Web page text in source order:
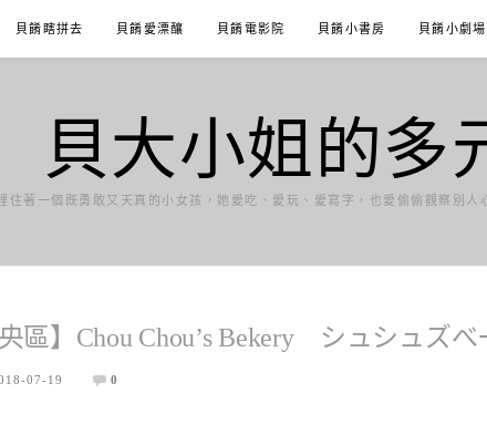
貝餚瞎拼去 貝餚愛漂釀 貝餚電影院 貝餚小書房 貝餚小劇場
貝大小姐的多
住著一個既勇敢又天真的小女孩，她愛吃、愛玩、愛寫字，也愛偷偷觀察別
區】Chou Chou’s Bekery シュシュズべ
07-19 0